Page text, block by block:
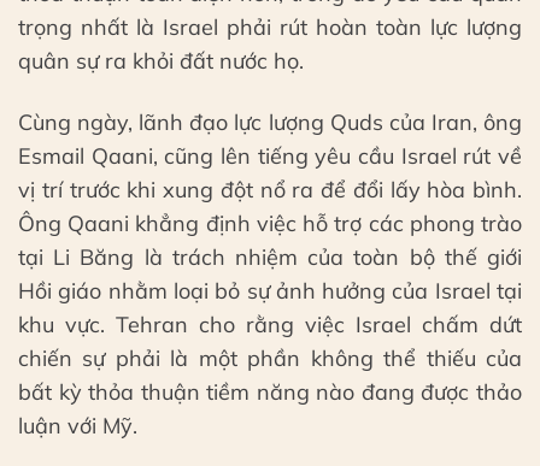
trọng nhất là Israel phải rút hoàn toàn lực lượng
quân sự ra khỏi đất nước họ.
Cùng ngày, lãnh đạo lực lượng Quds của Iran, ông
Esmail Qaani, cũng lên tiếng yêu cầu Israel rút về
vị trí trước khi xung đột nổ ra để đổi lấy hòa bình.
Ông Qaani khẳng định việc hỗ trợ các phong trào
tại Li Băng là trách nhiệm của toàn bộ thế giới
Hồi giáo nhằm loại bỏ sự ảnh hưởng của Israel tại
khu vực. Tehran cho rằng việc Israel chấm dứt
chiến sự phải là một phần không thể thiếu của
bất kỳ thỏa thuận tiềm năng nào đang được thảo
luận với Mỹ.